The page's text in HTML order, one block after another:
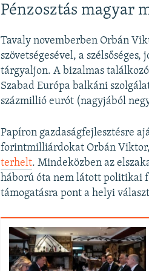
Pénzosztás magyar
Tavaly novemberben Orbán
szövetségesével, a
tárgyaljon. A bizalmas
Szabad Európa balkáni
százmillió eurót (nagyjából
Papíron gazdaságfejlesztésre
forintmilliárdokat Orbán
terhelt. Mindeközben az
háború óta nem látott politikai
támogatásra pont a helyi